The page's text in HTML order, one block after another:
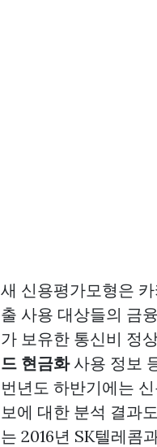
새 신용평가모형은
출 사용 대상들의 금
가 보유한 통신비 정
드 현금화사용 정보
번년도 하반기에는
보에 대한 분석 결과
는 2016년 SK텔레콤